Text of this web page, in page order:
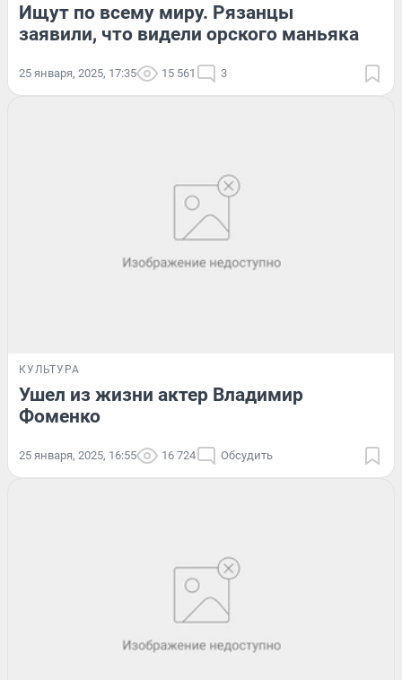
Ищут по всему миру. Рязанцы
заявили, что видели орского маньяка
25 января, 2025, 17:35 15 561 3
КУЛЬТУРА
Ушел из жизни актер Владимир
Фоменко
25 января, 2025, 16:55 16 724 Обсудить